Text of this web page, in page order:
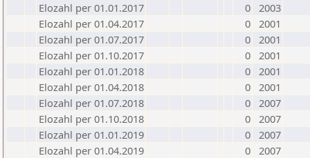
Elozahl per 01.01.2017
0 2003
Elozahl per 01.04.2017
0 2001
Elozahl per 01.07.2017
0 2001
Elozahl per 01.10.2017
0 2001
Elozahl per 01.01.2018
0 2001
Elozahl per 01.04.2018
0 2001
Elozahl per 01.07.2018
0 2007
Elozahl per 01.10.2018
0 2007
Elozahl per 01.01.2019
0 2007
Elozahl per 01.04.2019
0 2007